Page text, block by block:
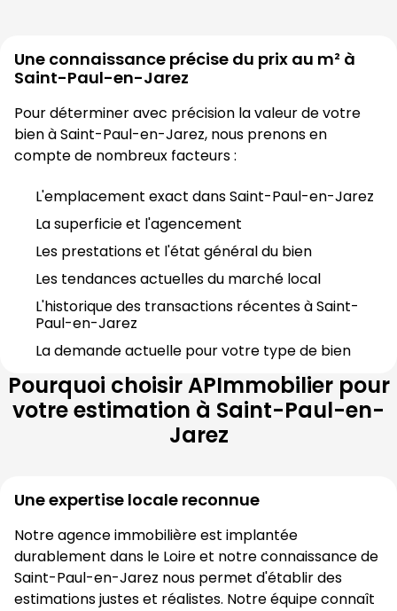
Une connaissance précise du prix au m² à
Saint-Paul-en-Jarez
Pour déterminer avec précision la valeur de votre
bien à Saint-Paul-en-Jarez, nous prenons en
compte de nombreux facteurs :
L'emplacement exact dans Saint-Paul-en-Jarez
La superficie et l'agencement
Les prestations et l'état général du bien
Les tendances actuelles du marché local
L'historique des transactions récentes à Saint-
Paul-en-Jarez
La demande actuelle pour votre type de bien
Pourquoi choisirAPImmobilierpour
votre estimation à Saint-Paul-en-
Jarez
Une expertise locale reconnue
Notre agence immobilière est implantée
durablement dans le Loire
Saint-Paul-en-Jarez nous permet d'établir des
estimations justes et réalistes. Notre équipe connaît